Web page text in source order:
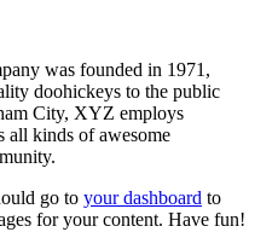
was founded in 1971,
doohickeys to the public
City, XYZ employs
all kinds of awesome
go to your dashboard to
for your content. Have fun!